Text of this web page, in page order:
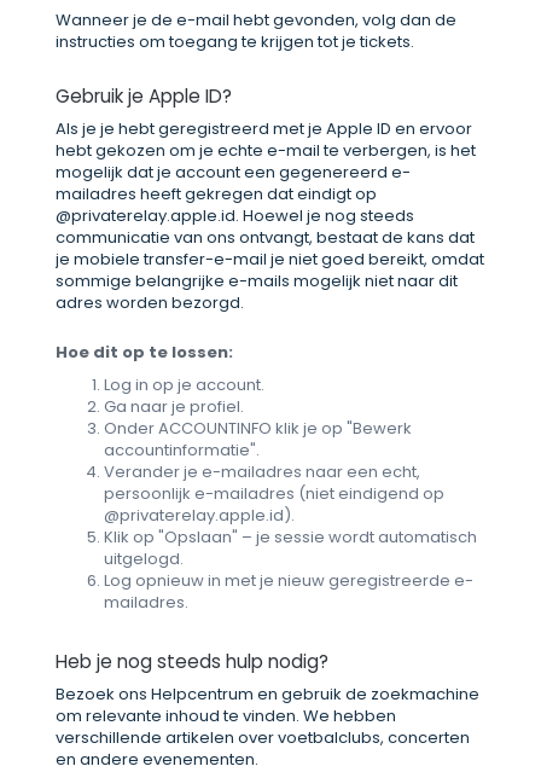
Wanneer je de e-mail hebt gevonden, volg dan de
instructies om toegang te krijgen tot je tickets.
Gebruik je Apple ID?
Als je je hebt geregistreerd met je Apple ID en ervoor
hebt gekozen om je echte e-mail te verbergen, is het
mogelijk dat je account een gegenereerd e-
mailadres heeft gekregen dat eindigt op
@privaterelay.apple.id. Hoewel je nog steeds
communicatie van ons ontvangt, bestaat de kans dat
je mobiele transfer-e-mail je niet goed bereikt, omdat
sommige belangrijke e-mails mogelijk niet naar dit
adres worden bezorgd.
Hoe dit op te lossen:
Log in op je account.
Ga naar je profiel.
Onder ACCOUNTINFO klik je op "Bewerk
accountinformatie".
Verander je e-mailadres naar een echt,
persoonlijk e-mailadres (niet eindigend op
@privaterelay.apple.id).
Klik op "Opslaan" – je sessie wordt automatisch
uitgelogd.
Log opnieuw in met je nieuw geregistreerde e-
mailadres.
Heb je nog steeds hulp nodig?
Bezoek ons Helpcentrum en gebruik de zoekmachine
om relevante inhoud te vinden. We hebben
verschillende artikelen over voetbalclubs, concerten
en andere evenementen.